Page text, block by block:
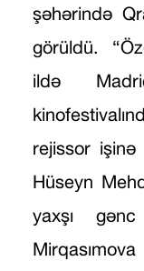
şəhərində
görüldü.
ildə
rejissor
Hüseyn
yaxşı